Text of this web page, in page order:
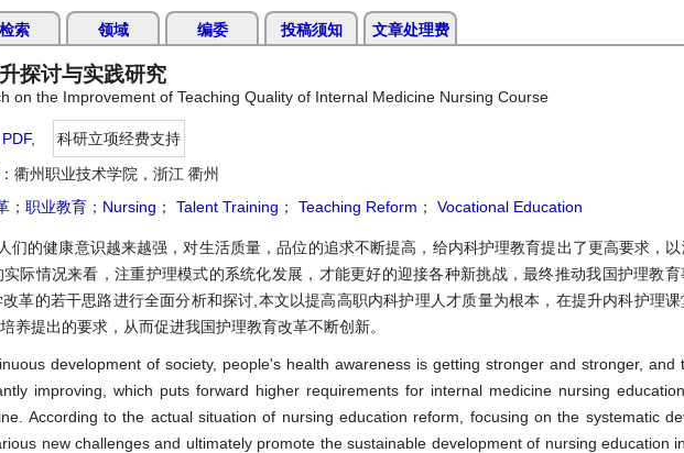
检索 领域 编委 投稿须知 文章处理费
探讨与实践研究
on the Improvement of Teaching Quality of Internal Medicine Nursing Course
PDF,
科研立项经费支持
：衢州职业技术学院，浙江 衢州
； 职业教育 ； Nursing ； Talent Training ； Teaching Reform ； Vocational Education
们的健康意识越来越强，对生活质量，品位的追求不断提高，给内科护理教育提出了更高要求，
际情况来看，注重护理模式的系统化发展，才能更好的迎接各种新挑战，最终推动我国护理教
革的若干思路进行全面分析和探讨,本文以提高高职内科护理人才质量为根本，在提升内科护理
养提出的要求，从而促进我国护理教育改革不断创新。
development of society, people's health awareness is getting stronger and stronger, and
improving, which puts forward higher requirements for internal medicine nursing
According to the actual situation of nursing education reform, focusing on the systematic
new challenges and ultimately promote the sustainable development of nursing education